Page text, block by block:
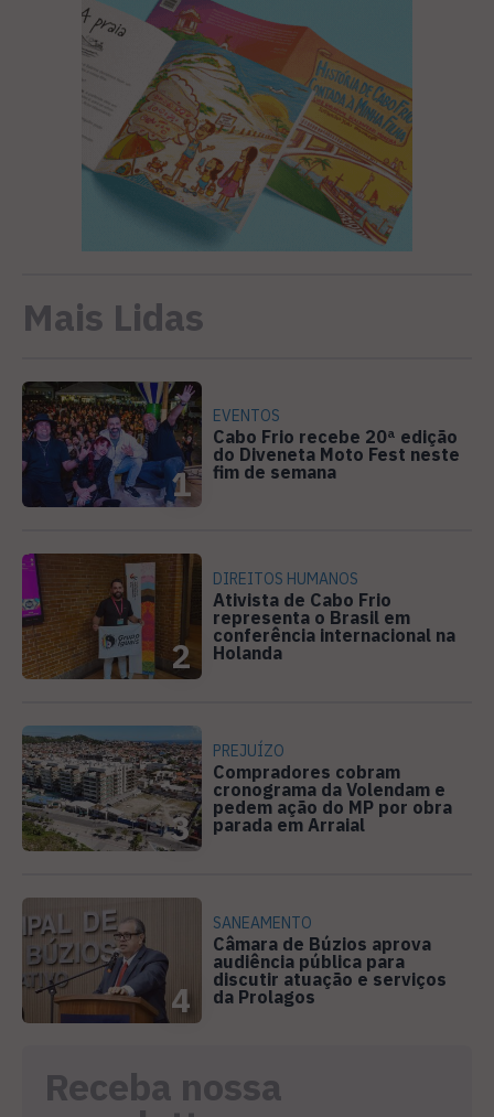
Mais Lidas
1
EVENTOS
Cabo Frio recebe 20ª edição
do Diveneta Moto Fest neste
fim de semana
2
DIREITOS HUMANOS
Ativista de Cabo Frio
representa o Brasil em
conferência internacional na
Holanda
3
PREJUÍZO
Compradores cobram
cronograma da Volendam e
pedem ação do MP por obra
parada em Arraial
4
SANEAMENTO
Câmara de Búzios aprova
audiência pública para
discutir atuação e serviços
da Prolagos
Receba nossa